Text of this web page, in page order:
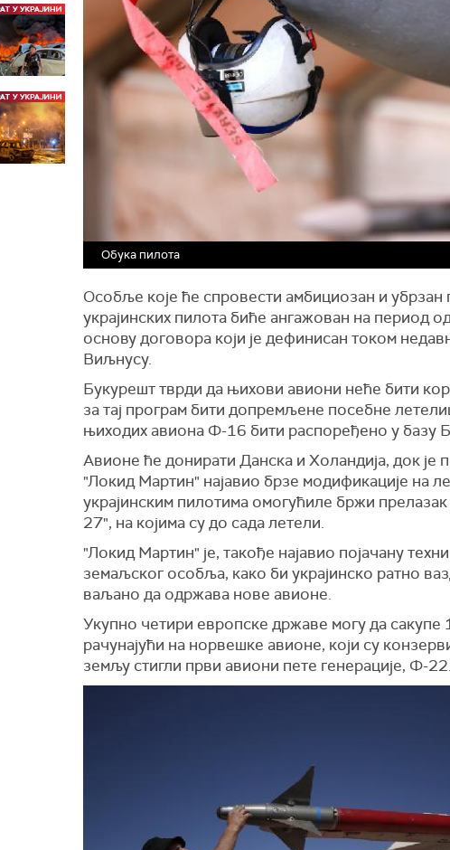
Обука пилота
Особље које ће спровести амбициозан и убрзан
украјинских пилота биће ангажован на период
основу договора који је дефинисан током
Виљнусу.
Букурешт тврди да њихови авиони неће бити
за тај програм бити допремљене посебне
њиходих авиона Ф-16 бити распоређено у базу
Авионе ће донирати Данска и Холандија, док је
"Локид Мартин" најавио брзе модификације на
украјинским пилотима омогућиле бржи прелазак
27", на којима су до сада летели.
"Локид Мартин" је, такође најавио појачану
земаљског особља, како би украјинско ратно
ваљано да одржава нове авионе.
Укупно четири европске државе могу да
рачунајући на норвешке авионе, који су
земљу стигли први авиони пете генерације, Ф-22.